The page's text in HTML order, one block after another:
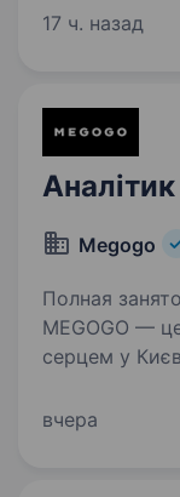
банків із
17 ч. назад
Megogo
Полная
MEGOGO —
серцем у
з провідними
вчера